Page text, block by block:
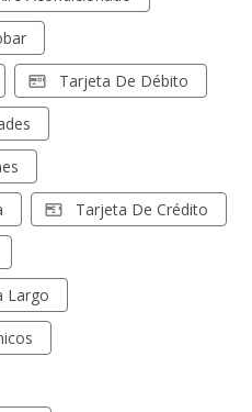
Tarjeta De Débito
Tarjeta De Crédito
Largo